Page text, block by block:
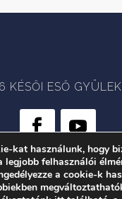
KÉSŐI ESŐ
CRÆTIVE.HU|
RACKFOREST KFT.
kat használunk, hogy
legjobb felhasználói
a cookie-k